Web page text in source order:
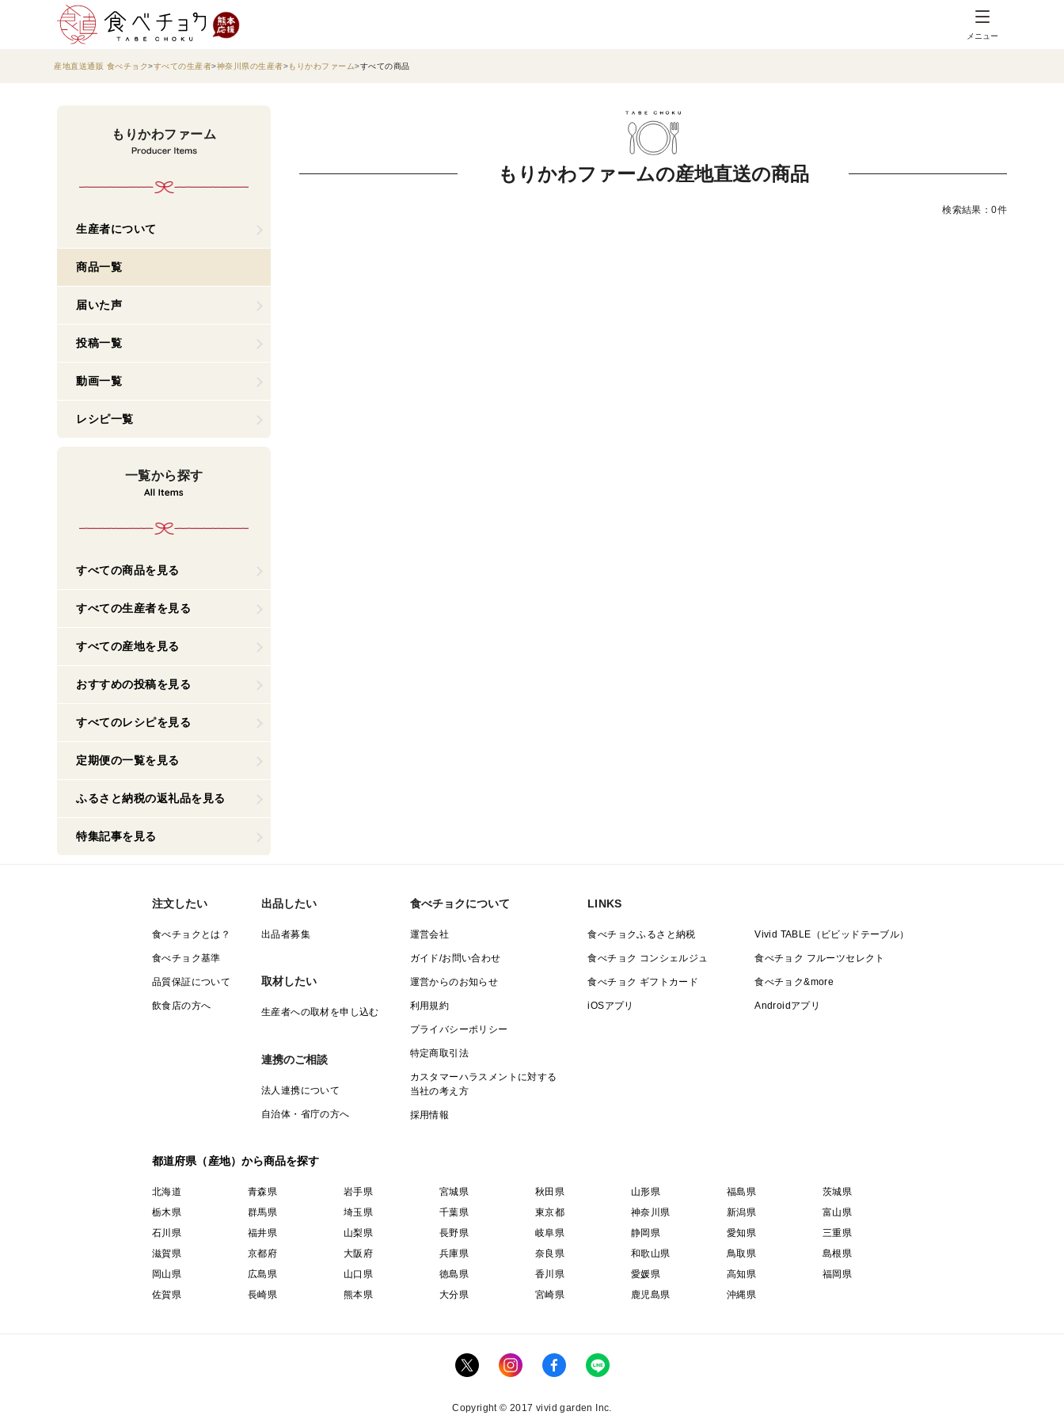
メニュー
産地直送通販 食べチョク すべての生産者 神奈川県の生産者 もりかわファーム すべての商品
もりかわファーム
生産者について
商品一覧
届いた声
投稿一覧
動画一覧
レシピ一覧
一覧から探す
すべての商品を見る
すべての生産者を見る
すべての産地を見る
おすすめの投稿を見る
すべてのレシピを見る
定期便の一覧を見る
ふるさと納税の返礼品を見る
特集記事を見る
もりかわファームの産地直送の商品
検索結果：0件
注文したい
食べチョクとは？
食べチョク基準
品質保証について
飲食店の方へ
出品したい
出品者募集
取材したい
生産者への取材を申し込む
連携のご相談
法人連携について
自治体・省庁の方へ
食べチョクについて
運営会社
ガイド/お問い合わせ
運営からのお知らせ
利用規約
プライバシーポリシー
特定商取引法
カスタマーハラスメントに対する
当社の考え方
採用情報
LINKS
食べチョクふるさと納税 Vivid TABLE（ビビッドテーブル）
食べチョク コンシェルジュ 食べチョク フルーツセレクト
食べチョク ギフトカード 食べチョク&more
iOSアプリ Androidアプリ
都道府県（産地）から商品を探す
北海道 青森県 岩手県 宮城県 秋田県 山形県 福島県
茨城県
栃木県
群馬県 埼玉県 千葉県 東京都 神奈川県 新潟県
富山県
石川県
福井県 山梨県 長野県 岐阜県 静岡県 愛知県
三重県
滋賀県
京都府 大阪府 兵庫県 奈良県 和歌山県 鳥取県
島根県
岡山県
広島県 山口県 徳島県 香川県 愛媛県 高知県
福岡県
佐賀県
長崎県 熊本県 大分県 宮崎県 鹿児島県 沖縄県
Copyright © 2017 vivid garden Inc.